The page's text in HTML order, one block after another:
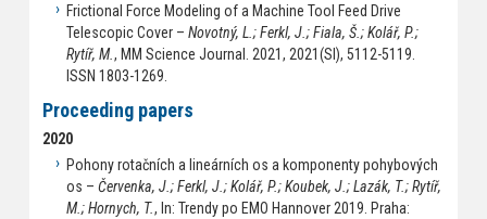
Frictional Force Modeling of a Machine Tool Feed Drive
Telescopic Cover – Novotný, L.; Ferkl, J.; Fiala, Š.; Kolář, P.;
Rytíř, M., MM Science Journal. 2021, 2021(SI), 5112-5119.
ISSN 1803-1269.
Proceeding papers
2020
Pohony rotačních a lineárních os a komponenty pohybových
os – Červenka, J.; Ferkl, J.; Kolář, P.; Koubek, J.; Lazák, T.; Rytíř,
M.; Hornych, T., In: Trendy po EMO Hannover 2019. Praha: